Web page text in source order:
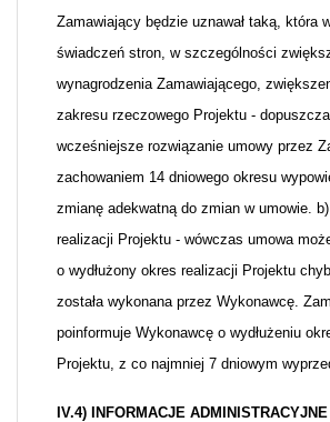
Zamawiający będzie uznawał taką, która
świadczeń stron, w szczególności
wynagrodzenia Zamawiającego,
zakresu rzeczowego Projektu -
wcześniejsze rozwiązanie umowy przez
zachowaniem 14 dniowego okresu
zmianę adekwatną do zmian w umowie.
realizacji Projektu - wówczas umowa
o wydłużony okres realizacji Projektu
została wykonana przez Wykonawcę.
poinformuje Wykonawcę o wydłużeniu
Projektu, z co najmniej 7 dniowym
IV.4) INFORMACJE ADMINISTRACYJNE